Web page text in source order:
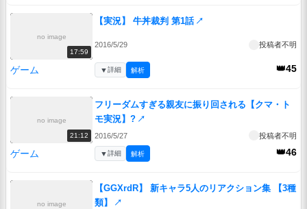
no image
17:59
【実況】 牛丼裁判 第1話 ↗
2016/5/29 投稿者不明
ゲーム 👑45
▼詳細 解析
no image
21:12
フリーダムすぎる親友に振り回される【クマ・ト
モ実況】? ↗
2016/5/27 投稿者不明
ゲーム 👑46
▼詳細 解析
no image
【GGXrdR】 新キャラ5人のリアクション集 【3種
類】
↗